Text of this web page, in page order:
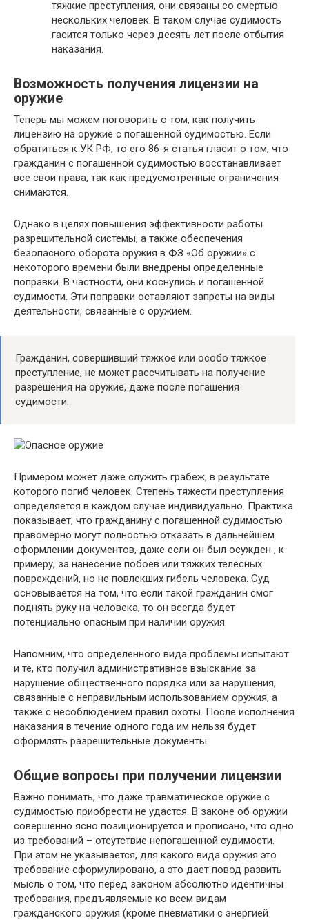
тяжкие преступления, они связаны со смертью
нескольких человек. В таком случае судимость
гасится только через десять лет после отбытия
наказания.
Возможность получения лицензии на
оружие
Теперь мы можем поговорить о том, как получить
лицензию на оружие с погашенной судимостью. Если
обратиться к УК РФ, то его 86-я статья гласит о том, что
гражданин с погашенной судимостью восстанавливает
все свои права, так как предусмотренные ограничения
снимаются.
Однако в целях повышения эффективности работы
разрешительной системы, а также обеспечения
безопасного оборота оружия в ФЗ «Об оружии» с
некоторого времени были внедрены определенные
поправки. В частности, они коснулись и погашенной
судимости. Эти поправки оставляют запреты на виды
деятельности, связанные с оружием.
Гражданин, совершивший тяжкое или особо тяжкое
преступление, не может рассчитывать на получение
разрешения на оружие, даже после погашения
судимости.
Примером может даже служить грабеж, в результате
которого погиб человек. Степень тяжести преступления
определяется в каждом случае индивидуально. Практика
показывает, что гражданину с погашенной судимостью
правомерно могут полностью отказать в дальнейшем
оформлении документов, даже если он был осужден , к
примеру, за нанесение побоев или тяжких телесных
повреждений, но не повлекших гибель человека. Суд
основывается на том, что если такой гражданин смог
поднять руку на человека, то он всегда будет
потенциально опасным при наличии оружия.
Напомним, что определенного вида проблемы испытают
и те, кто получил административное взыскание за
нарушение общественного порядка или за нарушения,
связанные с неправильным использованием оружия, а
также с несоблюдением правил охоты. После исполнения
наказания в течение одного года им нельзя будет
оформлять разрешительные документы.
Общие вопросы при получении лицензии
Важно понимать, что даже травматическое оружие с
судимостью приобрести не удастся. В законе об оружии
совершенно ясно позиционируется и прописано, что одно
из требований – отсутствие непогашенной судимости.
При этом не указывается, для какого вида оружия это
требование сформулировано, а это дает повод развить
мысль о том, что перед законом абсолютно идентичны
требования, предъявляемые ко всем видам
гражданского оружия (кроме пневматики с энергией